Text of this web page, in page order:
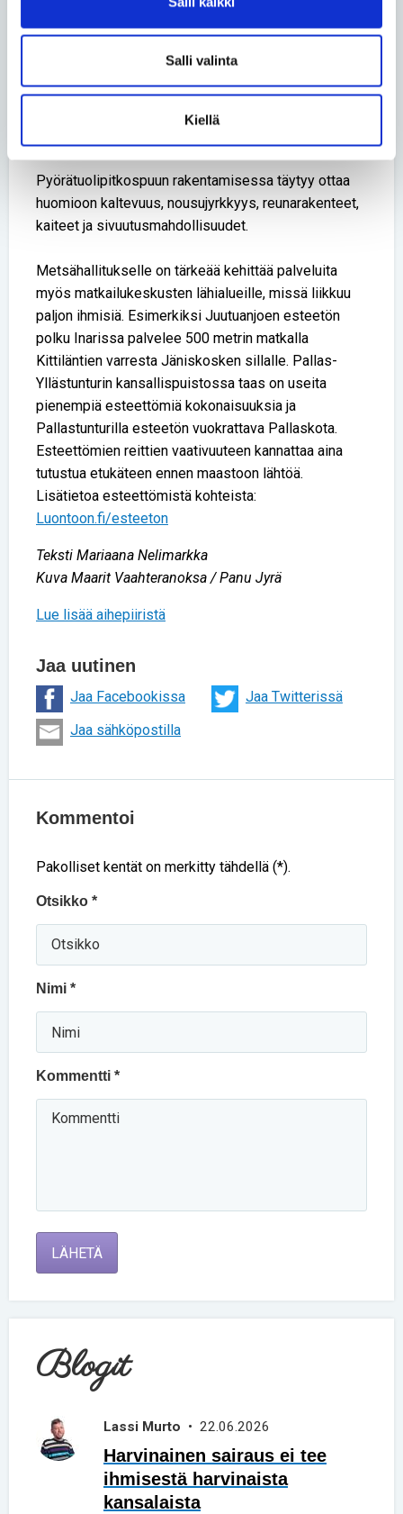
Salli valinta
Kiellä
pintamateriaalit ovat kaiken a ja o. Pitää huolehtia,
että eroosio estyy eikä pintavesi ohjaudu polulle,
ettei se muutu nopeasti esteelliseksi reitiksi,
Pyörätuolipitkospuun rakentamisessa täytyy ottaa
huomioon kaltevuus, nousujyrkkyys, reunarakenteet,
kaiteet ja sivuutusmahdollisuudet.
Metsähallitukselle on tärkeää kehittää palveluita
myös matkailukeskusten lähialueille, missä liikkuu
paljon ihmisiä. Esimerkiksi Juutuanjoen esteetön
polku Inarissa palvelee 500 metrin matkalla
Kittiläntien varresta Jäniskosken sillalle. Pallas-
Yllästunturin kansallispuistossa taas on useita
pienempiä esteettömiä kokonaisuuksia ja
Pallastunturilla esteetön vuokrattava Pallaskota.
Esteettömien reittien vaativuuteen kannattaa aina
tutustua etukäteen ennen maastoon lähtöä.
Lisätietoa esteettömistä kohteista:
Luontoon.fi/esteeton
Teksti Mariaana Nelimarkka
Kuva Maarit Vaahteranoksa / Panu Jyrä
Lue lisää aihepiiristä
Jaa uutinen
Jaa Facebookissa
Jaa Twitterissä
Jaa sähköpostilla
Kommentoi
Pakolliset kentät on merkitty tähdellä (*).
Otsikko *
Nimi *
Kommentti *
LÄHETÄ
Blogit
Lassi Murto • 22.06.2026
Harvinainen sairaus ei tee
ihmisestä harvinaista
kansalaista